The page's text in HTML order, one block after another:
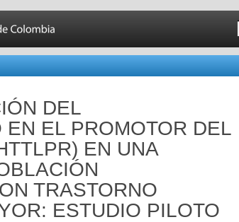
DEL
EN EL PROMOTOR DEL
EN UNA
TRASTORNO
ESTUDIO PILOTO